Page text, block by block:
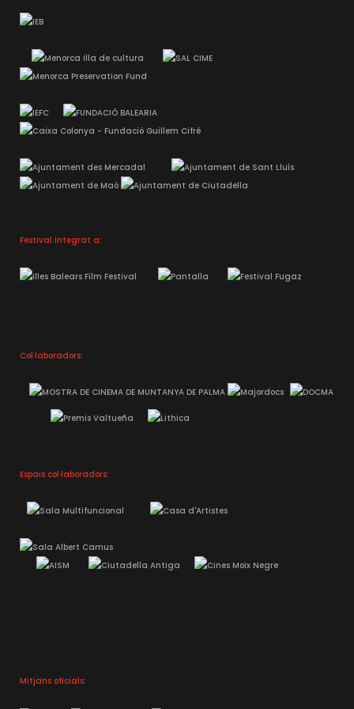
Festival integrat a:
Col·laboradors:
Espais col·laboradors:
Mitjans oficials: